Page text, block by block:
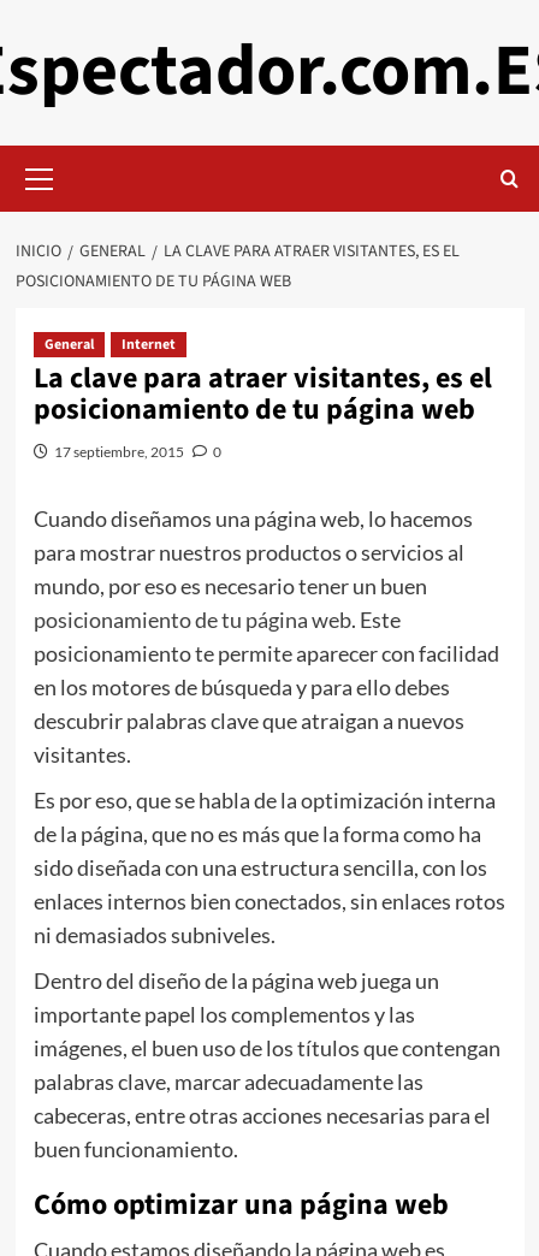
al
contenido
primario
INICIO GENERAL
LA CLAVE PARA ATRAER VISITANTES, ES EL
POSICIONAMIENTO DE TU PÁGINA WEB
General Internet
La clave para atraer visitantes, es el
posicionamiento de tu página web
17 septiembre, 2015 0
Cuando diseñamos una página web, lo hacemos
para mostrar nuestros productos o servicios al
mundo, por eso es necesario tener un buen
posicionamiento de tu página web. Este
posicionamiento te permite aparecer con facilidad
en los motores de búsqueda y para ello debes
descubrir palabras clave que atraigan a nuevos
visitantes.
Es por eso, que se habla de la optimización interna
de la página, que no es más que la forma como ha
sido diseñada con una estructura sencilla, con los
enlaces internos bien conectados, sin enlaces rotos
ni demasiados subniveles.
Dentro del diseño de la página web juega un
importante papel los complementos y las
imágenes, el buen uso de los títulos que contengan
palabras clave, marcar adecuadamente las
cabeceras, entre otras acciones necesarias para el
buen funcionamiento.
Cómo optimizar una página web
Cuando estamos diseñando la página web es